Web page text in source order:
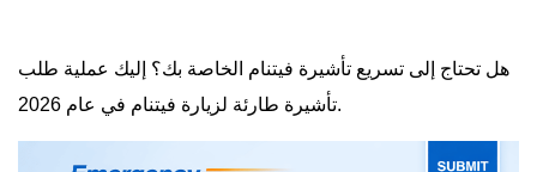
هل تحتاج إلى تسريع تأشيرة فيتنام الخاصة بك؟ إليك عملية طلب
تأشيرة طارئة لزيارة فيتنام في عام 2026.